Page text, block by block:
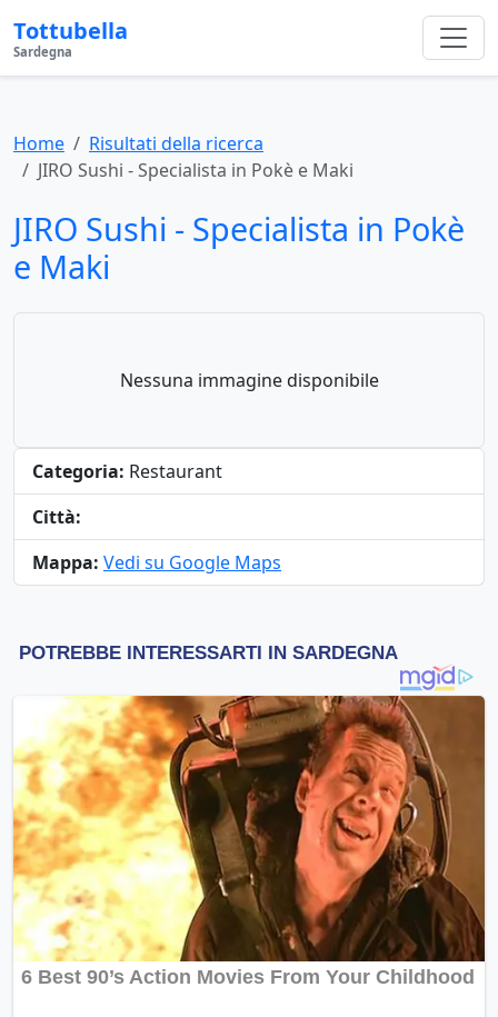
Tottubella
Sardegna
Home
Risultati della ricerca
JIRO Sushi - Specialista in Pokè e Maki
JIRO Sushi - Specialista in Pokè
e Maki
Nessuna immagine disponibile
Categoria: Restaurant
Città:
Mappa: Vedi su Google Maps